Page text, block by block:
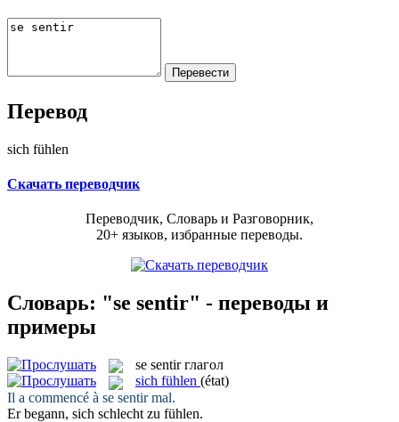
Перевод
sich fühlen
Скачать переводчик
Переводчик, Словарь и Разговорник,
20+ языков, избранные переводы.
Словарь: "se sentir" - переводы и
примеры
se sentir глагол
sich fühlen (état)
Il a commencé à se sentirmal.
Er begann, sich schlecht zu fühlen.